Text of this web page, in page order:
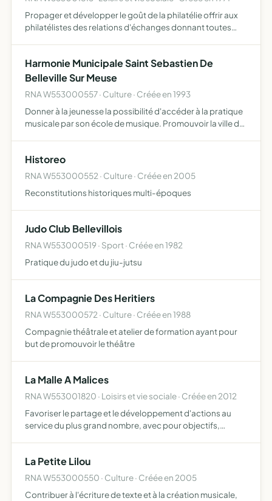
Propager et développer le goût de la philatélie offrir aux
philatélistes des relations d'échanges donnant toutes
Harmonie Municipale Saint Sebastien De
Belleville Sur Meuse
RNA W553000557 · Culture · Créée en 1993
Donner à la jeunesse la possibilité d'accéder à la pratique
musicale par son école de musique. Promouvoir la ville de
Historeo
RNA W553000552 · Culture · Créée en 2005
Reconstitutions historiques multi-époques
Judo Club Bellevillois
RNA W553000519 · Sport · Créée en 1982
Pratique du judo et du jiu-jutsu
La Compagnie Des Heritiers
RNA W553000572 · Culture · Créée en 1988
Compagnie théâtrale et atelier de formation ayant pour
but de promouvoir le théâtre
La Malle A Malices
RNA W553001820 · Loisirs et vie sociale · Créée en 2012
Favoriser le partage et le développement d'actions au
service du plus grand nombre, avec pour objectifs,
d'e…
La Petite Lilou
RNA W553000550 · Culture · Créée en 2005
Contribuer à l'écriture de texte et à la création musicale,